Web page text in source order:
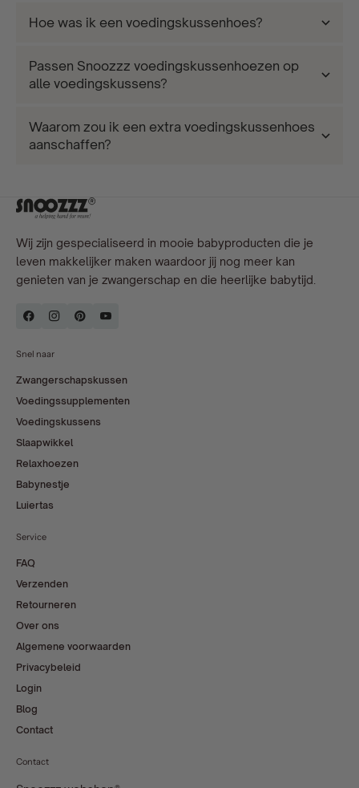
Hoe was ik een voedingskussenhoes?
Passen Snoozzz voedingskussenhoezen op
alle voedingskussens?
Waarom zou ik een extra voedingskussenhoes
aanschaffen?
Wij zijn gespecialiseerd in mooie babyproducten die je
leven makkelijker maken waardoor jij nog meer kan
genieten van je zwangerschap en die heerlijke babytijd.
Snel naar
Zwangerschapskussen
Voedingssupplementen
Voedingskussens
Slaapwikkel
Relaxhoezen
Babynestje
Luiertas
Service
FAQ
Verzenden
Retourneren
Over ons
Algemene voorwaarden
Privacybeleid
Login
Blog
Contact
Contact